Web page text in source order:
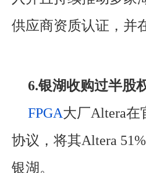
供应商资质认证，并
6.银湖收购过半股
FPGA大厂Altera在
协议，将其Altera
银湖。